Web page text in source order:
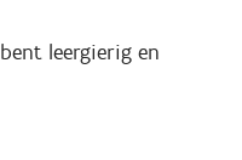
leergierig en